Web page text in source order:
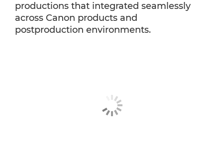
productions that integrated seamlessly
across Canon products and
postproduction environments.